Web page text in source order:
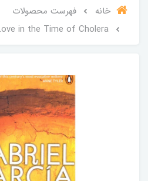
خانه
فهرست محصولات
in the Time of Cholera